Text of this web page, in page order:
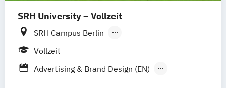
SRH University – Vollzeit
SRH Campus Berlin
SRH Campus Heidelberg
SRH Campus Dresden
Vollzeit
Advertising & Brand Design (EN)